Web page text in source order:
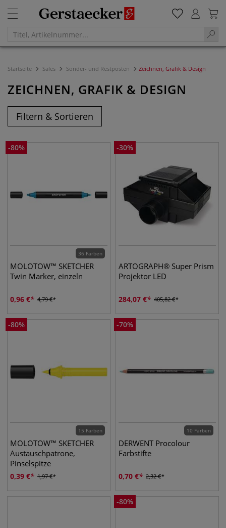
Startseite Sales Sonder- und Restposten Zeichnen, Grafik & Design
ZEICHNEN, GRAFIK & DESIGN
Filtern & Sortieren
-80%
36 Farben
MOLOTOW™ SKETCHER
Twin Marker, einzeln
0,96 € 4,79€
-30%
ARTOGRAPH® Super Prism
Projektor LED
284,07 € 405,82€
-80%
15 Farben
MOLOTOW™ SKETCHER
Austauschpatrone,
Pinselspitze
0,39 € 1,97€
-70%
10 Farben
DERWENT Procolour
Farbstifte
0,70 € 2,32€
-80%